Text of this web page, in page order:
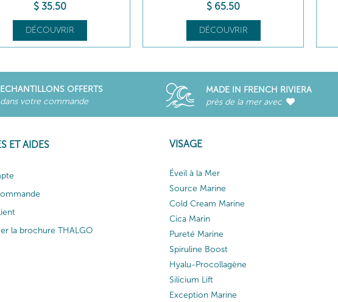
$ 65.50
DÉCOUVRIR
$ 82.00
DÉCOUVRIR
ECHANTILLONS OFFERTS
dans votre commande
MADE IN FRENCH RIVIERA
près de la mer avec
ET AIDES
la brochure THALGO
VISAGE
Éveil à la Mer
Source Marine
Cold Cream Marine
Cica Marin
Pureté Marine
Spiruline Boost
Hyalu-Procollagène
Silicium Lift
Exception Marine